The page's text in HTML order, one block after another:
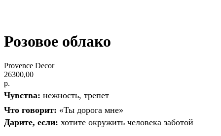
Розовое облако
Provence Decor
26300,00
р.
Чувства: нежность, трепет
Что говорит: «Ты дорога мне»
Дарите, если: хотите окружить человека заботой